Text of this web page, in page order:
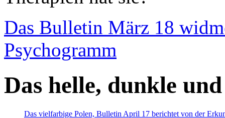
Das Bulletin März 18
Psychogramm
Das helle, dunkle
Das vielfarbige Polen, Bulletin April 17 berichtet von der